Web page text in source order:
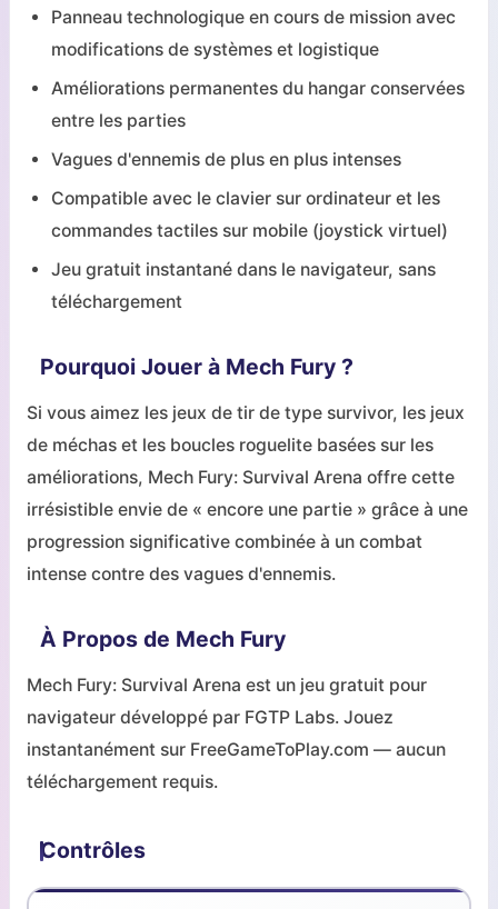
Panneau technologique en cours de mission avec
modifications de systèmes et logistique
Améliorations permanentes du hangar conservées
entre les parties
Vagues d'ennemis de plus en plus intenses
Compatible avec le clavier sur ordinateur et les
commandes tactiles sur mobile (joystick virtuel)
Jeu gratuit instantané dans le navigateur, sans
téléchargement
Pourquoi Jouer à Mech Fury ?
Si vous aimez les jeux de tir de type survivor, les jeux
de méchas et les boucles roguelite basées sur les
améliorations, Mech Fury: Survival Arena offre cette
irrésistible envie de « encore une partie » grâce à une
progression significative combinée à un combat
intense contre des vagues d'ennemis.
À Propos de Mech Fury
Mech Fury: Survival Arena est un jeu gratuit pour
navigateur développé par FGTP Labs. Jouez
instantanément sur FreeGameToPlay.com — aucun
téléchargement requis.
Contrôles